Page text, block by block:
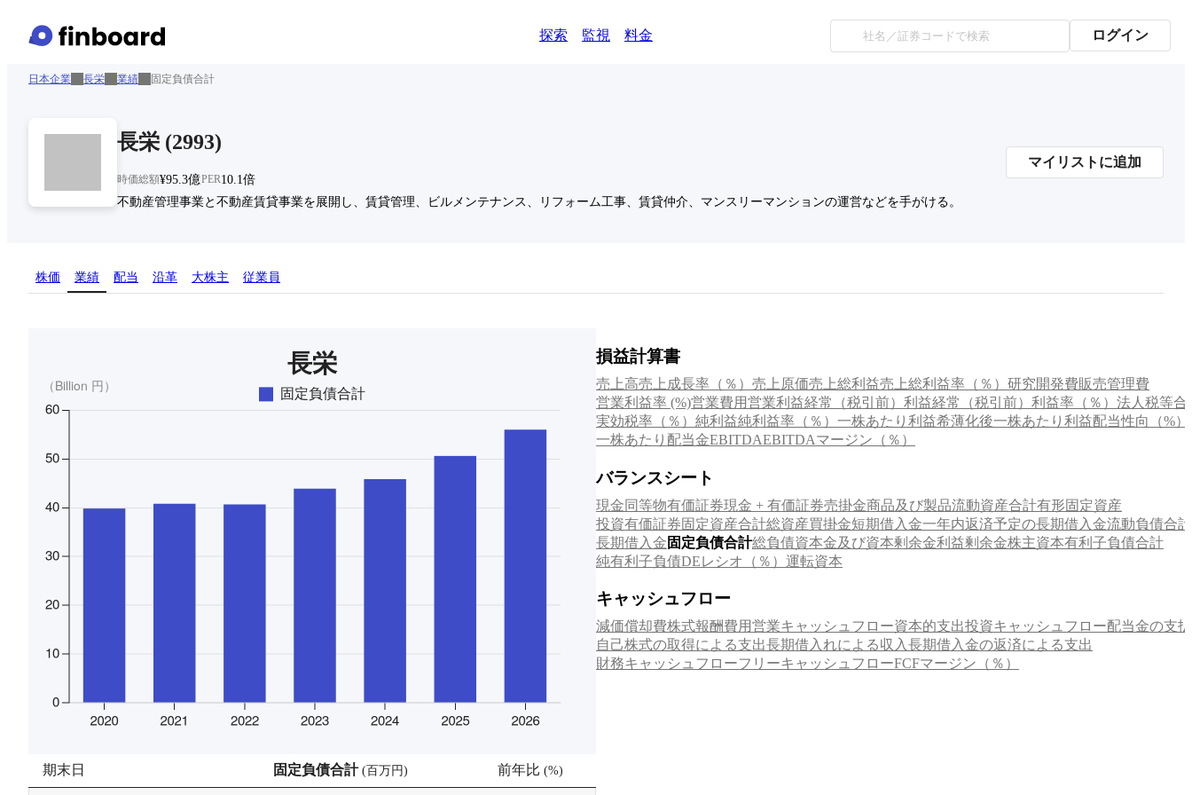
探索 監視 料金 ログイン
日本企業 長栄 業績 固定負債合計
長栄 (2993)
時価総額¥95.3億PER10.1倍
不動産管理事業と不動産賃貸事業を展開し、賃貸管理、ビルメンテナンス、リフォーム工事、賃貸仲介、マンスリーマンションの運営などを手がける。
マイリストに追加
株価 業績 配当 沿革 大株主 従業員
期末日 固定負債合計 (百万円) 前年比 (%)
損益計算書
売上高売上成長率（％） 売上原価売上総利益売上総利益率（％） 研究開発費販売管理費
営業利益率 (%)営業費用営業利益経常（税引前）利益経常（税引前）利益率（％） 法人税等合
実効税率（％） 純利益純利益率（％） 一株あたり利益希薄化後一株あたり利益配当性向（%）
一株あたり配当金EBITDAEBITDAマージン（％）
バランスシート
現金同等物有価証券現金 + 有価証券売掛金商品及び製品流動資産合計有形固定資産
投資有価証券固定資産合計総資産買掛金短期借入金一年内返済予定の長期借入金流動負債合計
長期借入金 固定負債合計総負債資本金及び資本剰余金利益剰余金株主資本有利子負債合計
純有利子負債DEレシオ（％） 運転資本
キャッシュフロー
減価償却費株式報酬費用営業キャッシュフロー資本的支出投資キャッシュフロー配当金の支
自己株式の取得による支出長期借入れによる収入長期借入金の返済による支出
財務キャッシュフローフリーキャッシュフローFCFマージン（％）